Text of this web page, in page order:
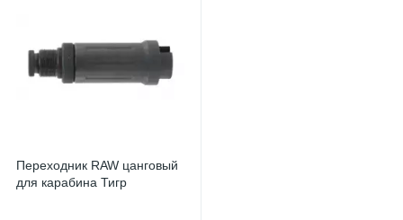
Переходник RAW цанговый
для карабина Тигр